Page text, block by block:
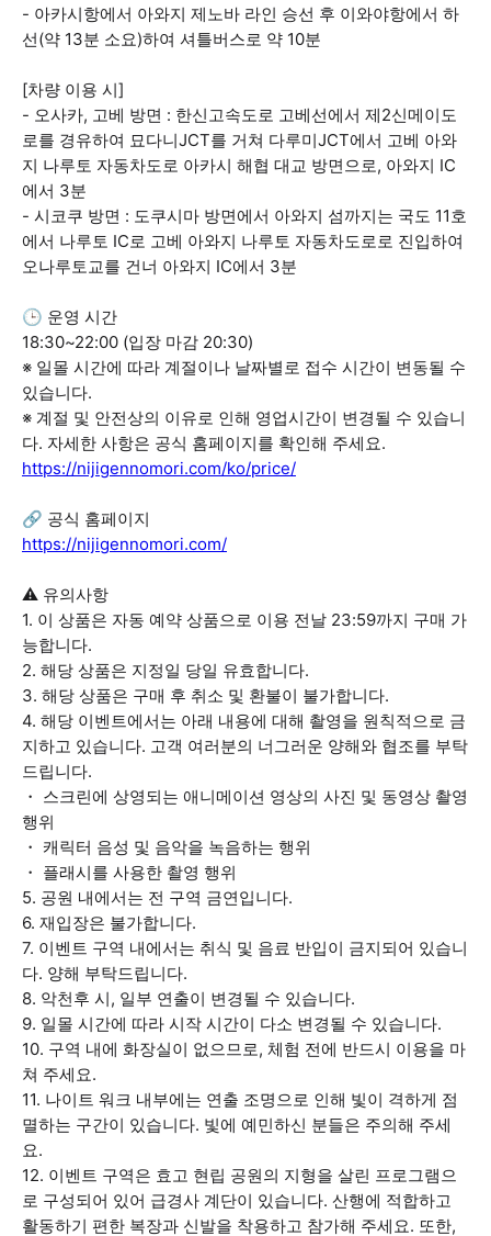
- 아카시항에서 아와지 제노바 라인 승선 후 이와야항에서 하
선(약 13분 소요)하여 셔틀버스로 약 10분
[차량 이용 시]
- 오사카, 고베 방면 : 한신고속도로 고베선에서 제2신메이도
로를 경유하여 묘다니JCT를 거쳐 다루미JCT에서 고베 아와
지 나루토 자동차도로 아카시 해협 대교 방면으로, 아와지 IC
에서 3분
- 시코쿠 방면 : 도쿠시마 방면에서 아와지 섬까지는 국도 11호
에서 나루토 IC로 고베 아와지 나루토 자동차도로로 진입하여
오나루토교를 건너 아와지 IC에서 3분
🕒 운영 시간
18:30~22:00 (입장 마감 20:30)
※ 일몰 시간에 따라 계절이나 날짜별로 접수 시간이 변동될 수
있습니다.
※ 계절 및 안전상의 이유로 인해 영업시간이 변경될 수 있습니
다. 자세한 사항은 공식 홈페이지를 확인해 주세요.
https://nijigennomori.com/ko/price/
🔗 공식 홈페이지
https://nijigennomori.com/
⚠️ 유의사항
1. 이 상품은 자동 예약 상품으로 이용 전날 23:59까지 구매 가
능합니다.
2. 해당 상품은 지정일 당일 유효합니다.
3. 해당 상품은 구매 후 취소 및 환불이 불가합니다.
4. 해당 이벤트에서는 아래 내용에 대해 촬영을 원칙적으로 금
지하고 있습니다. 고객 여러분의 너그러운 양해와 협조를 부탁
드립니다.
・ 스크린에 상영되는 애니메이션 영상의 사진 및 동영상 촬영
행위
・ 캐릭터 음성 및 음악을 녹음하는 행위
・ 플래시를 사용한 촬영 행위
5. 공원 내에서는 전 구역 금연입니다.
6. 재입장은 불가합니다.
7. 이벤트 구역 내에서는 취식 및 음료 반입이 금지되어 있습니
다. 양해 부탁드립니다.
8. 악천후 시, 일부 연출이 변경될 수 있습니다.
9. 일몰 시간에 따라 시작 시간이 다소 변경될 수 있습니다.
10. 구역 내에 화장실이 없으므로, 체험 전에 반드시 이용을 마
쳐 주세요.
11. 나이트 워크 내부에는 연출 조명으로 인해 빛이 격하게 점
멸하는 구간이 있습니다. 빛에 예민하신 분들은 주의해 주세
요.
12. 이벤트 구역은 효고 현립 공원의 지형을 살린 프로그램으
로 구성되어 있어 급경사 계단이 있습니다. 산행에 적합하고
활동하기 편한 복장과 신발을 착용하고 참가해 주세요. 또한,